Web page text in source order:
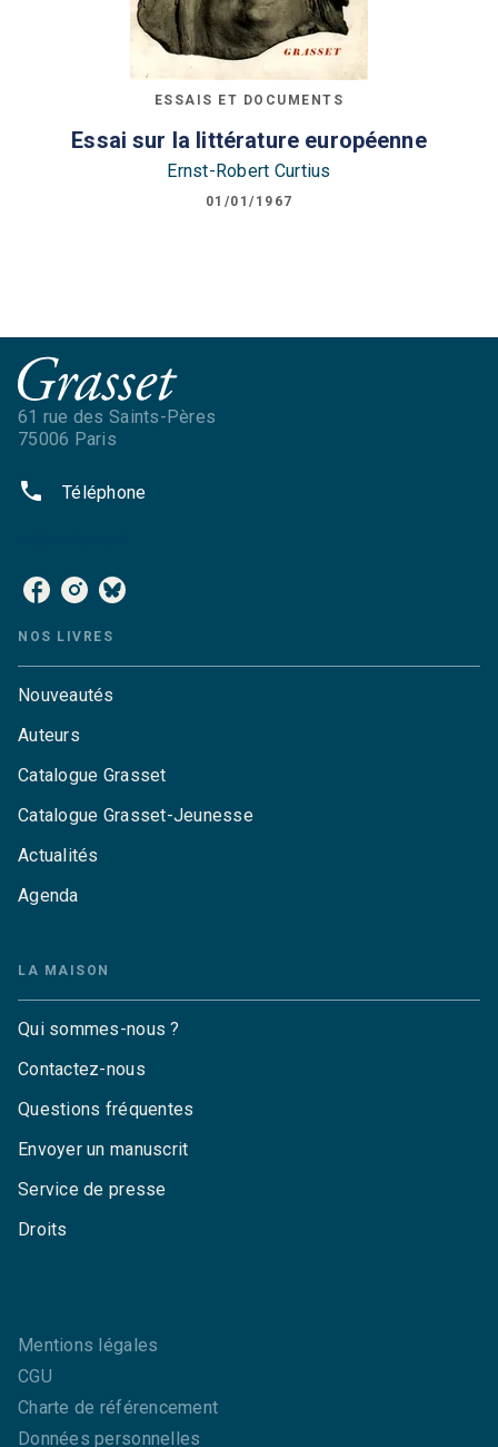
ESSAIS ET DOCUMENTS
Essai sur la littérature européenne
Ernst-Robert Curtius
01/01/1967
61 rue des Saints-Pères
75006 Paris
phone Téléphone
NOS LIVRES
Nouveautés
Auteurs
Catalogue Grasset
Catalogue Grasset-Jeunesse
Actualités
Agenda
LA MAISON
Qui sommes-nous ?
Contactez-nous
Questions fréquentes
Envoyer un manuscrit
Service de presse
Droits
Mentions légales
CGU
Charte de référencement
Données personnelles